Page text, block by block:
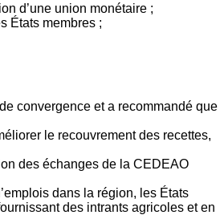
d’une union monétaire ;
États membres ;
convergence et a recommandé que
le recouvrement des recettes,
des échanges de la CEDEAO
dans la région, les États
des intrants agricoles et en